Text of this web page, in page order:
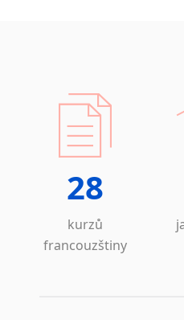
28
kurzů
francouzštiny